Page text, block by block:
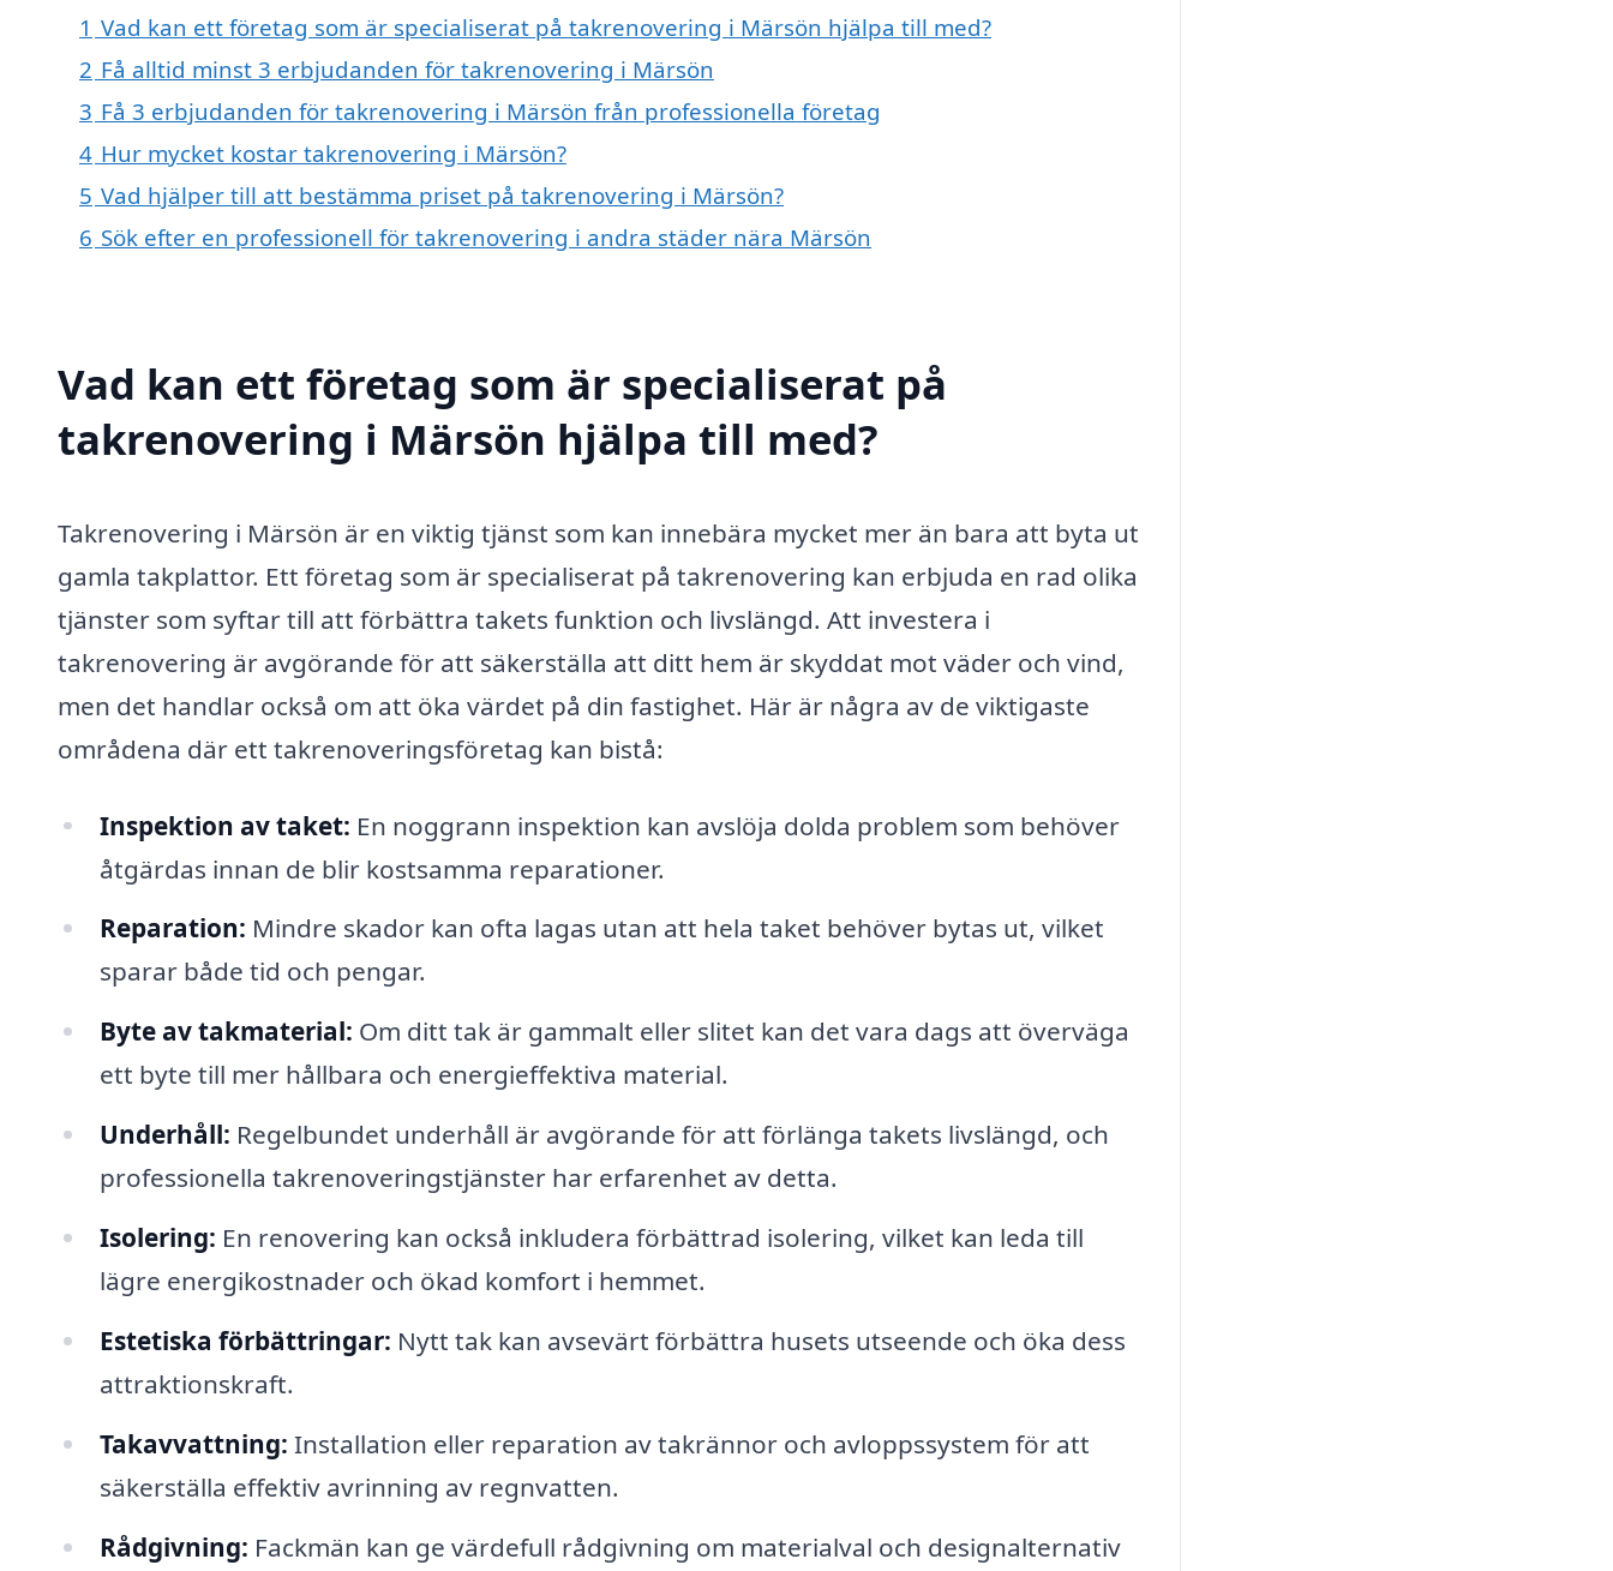
1 Vad kan ett företag som är specialiserat på takrenovering i Märsön hjälpa till med?
2 Få alltid minst 3 erbjudanden för takrenovering i Märsön
3 Få 3 erbjudanden för takrenovering i Märsön från professionella företag
4 Hur mycket kostar takrenovering i Märsön?
5 Vad hjälper till att bestämma priset på takrenovering i Märsön?
6 Sök efter en professionell för takrenovering i andra städer nära Märsön
Vad kan ett företag som är specialiserat på
takrenovering i Märsön hjälpa till med?
Takrenovering i Märsön är en viktig tjänst som kan innebära mycket mer än bara att byta ut
gamla takplattor. Ett företag som är specialiserat på takrenovering kan erbjuda en rad olika
tjänster som syftar till att förbättra takets funktion och livslängd. Att investera i
takrenovering är avgörande för att säkerställa att ditt hem är skyddat mot väder och vind,
men det handlar också om att öka värdet på din fastighet. Här är några av de viktigaste
områdena där ett takrenoveringsföretag kan bistå:
Inspektion av taket: En noggrann inspektion kan avslöja dolda problem som behöver
åtgärdas innan de blir kostsamma reparationer.
Reparation: Mindre skador kan ofta lagas utan att hela taket behöver bytas ut, vilket
sparar både tid och pengar.
Byte av takmaterial: Om ditt tak är gammalt eller slitet kan det vara dags att överväga
ett byte till mer hållbara och energieffektiva material.
Underhåll: Regelbundet underhåll är avgörande för att förlänga takets livslängd, och
professionella takrenoveringstjänster har erfarenhet av detta.
Isolering: En renovering kan också inkludera förbättrad isolering, vilket kan leda till
lägre energikostnader och ökad komfort i hemmet.
Estetiska förbättringar: Nytt tak kan avsevärt förbättra husets utseende och öka dess
attraktionskraft.
Takavvattning: Installation eller reparation av takrännor och avloppssystem för att
säkerställa effektiv avrinning av regnvatten.
Rådgivning: Fackmän kan ge värdefull rådgivning om materialval och designalternativ